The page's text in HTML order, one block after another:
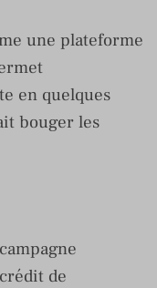
une plateforme
en quelques
bouger les
de